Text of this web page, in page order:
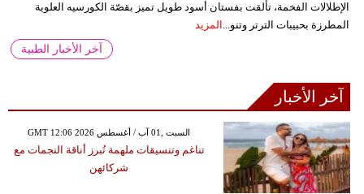
الإطلالات الفخمة، تألقت بفستان أسود طويل تميز بقصّة الكورسيه العلوية
المطرزة بحبيبات الترتر وتنو... المزيد
آخر الأخبار الطبية
آخر الأخبار
GMT 12:06 2026 السبت ,01 آب / أغسطس
تناغم وتنسيقات ملهمة تُبرز أناقة النجمات مع
شركائهن